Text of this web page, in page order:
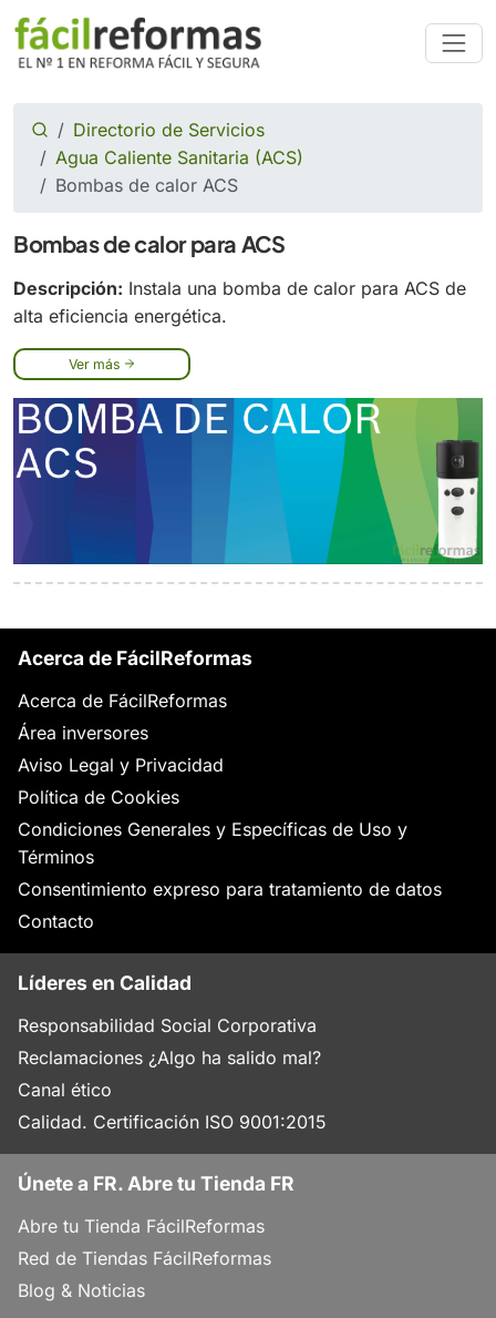
Directorio de Servicios
Agua Caliente Sanitaria (ACS)
Bombas de calor ACS
Bombas de calor para ACS
Descripción: Instala una bomba de calor para ACS de
alta eficiencia energética.
Ver más
Acerca de FácilReformas
Acerca de FácilReformas
Área inversores
Aviso Legal y Privacidad
Política de Cookies
Condiciones Generales y Específicas de Uso y
Términos
Consentimiento expreso para tratamiento de datos
Contacto
Líderes en Calidad
Responsabilidad Social Corporativa
Reclamaciones ¿Algo ha salido mal?
Canal ético
Calidad. Certificación ISO 9001:2015
Únete a FR. Abre tu Tienda FR
Abre tu Tienda FácilReformas
Red de Tiendas FácilReformas
Blog & Noticias